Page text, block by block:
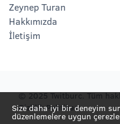
Zeynep Turan
Hakkımızda
İletişim
© 2025 Twitburc. Tüm
Gizlilik Politikası
Size daha iyi bir deneyim
düzenlemelere uygun